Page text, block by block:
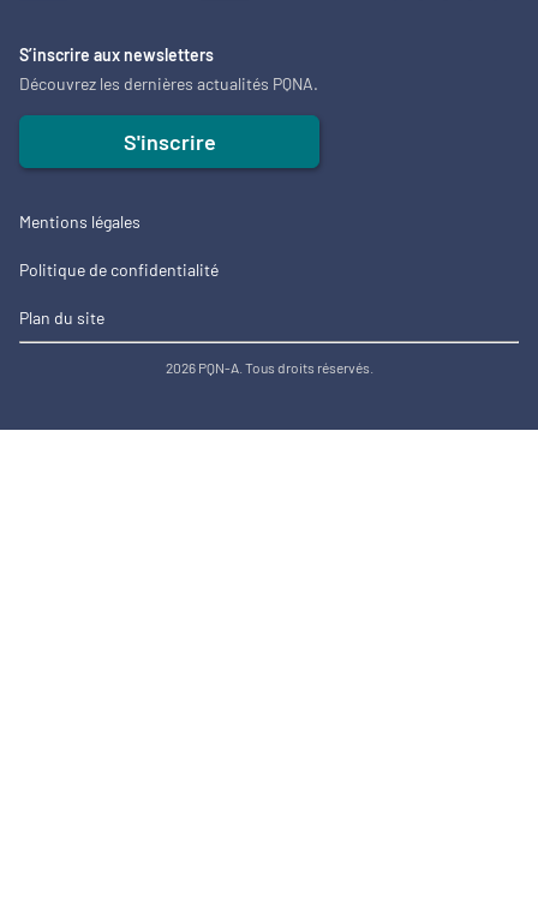
S’inscrire aux newsletters
Découvrez les dernières actualités PQNA.
S'inscrire
Mentions légales
Politique de confidentialité
Plan du site
2026 PQN-A. Tous droits réservés.